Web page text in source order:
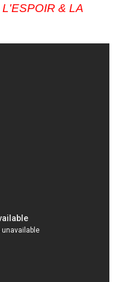
L'ESPOIR & LA